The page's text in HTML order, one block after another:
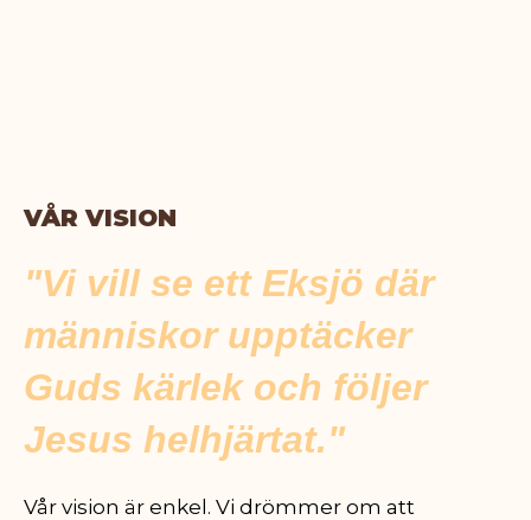
VÅR VISION
"Vi vill se ett Eksjö där
människor upptäcker
Guds kärlek och följer
Jesus helhjärtat."
Vår vision är enkel. Vi drömmer om att